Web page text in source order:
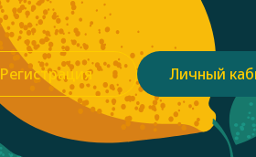
Регистрация Личный